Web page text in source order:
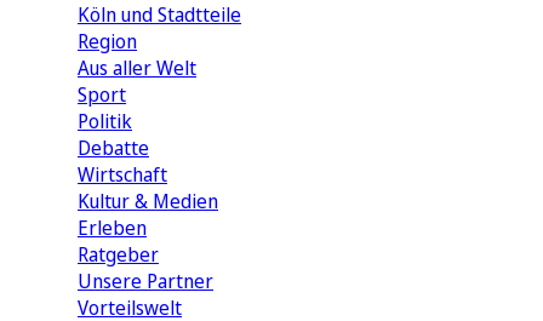
Köln und Stadtteile
Region
Aus aller Welt
Sport
Politik
Debatte
Wirtschaft
Kultur & Medien
Erleben
Ratgeber
Unsere Partner
Vorteilswelt